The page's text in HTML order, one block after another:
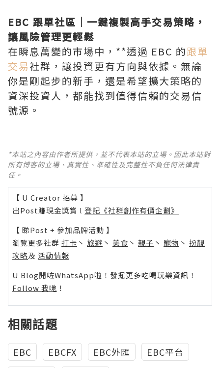
EBC 跟單社區｜一鍵複製高手交易策略，
讓風險管理更輕鬆
在瞬息萬變的市場中，**透過 EBC 的跟單
交易社群，讓投資更有方向與依據。無論
你是剛起步的新手，還是希望擴大策略的
資深投資人，都能找到值得信賴的交易信
號源。
*本站之內容由作者所提供，並不代表本站的立場。因此本站對
所有博客的立場、真實性、準確性及完整性不負任何法律責
任。
【 U Creator 招募 】
出Post賺現金獎賞 l 登記《社群創作有價企劃》
【 睇Post + 參加品牌活動 】
瀏覽更多社群 打卡 丶 旅遊 丶 美食 丶 親子 丶 寵物 丶 扮靚
攻略及 活動情報
U Blog開咗WhatsApp啦！發掘更多吃喝玩樂資訊！
Follow 我哋 ！
相關話題
EBC EBCFX EBC外匯
EBC平台